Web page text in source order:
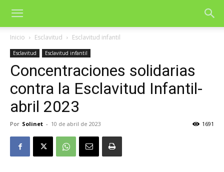
Inicio Esclavitud Esclavitud infantil
Esclavitud Esclavitud infantil
Concentraciones solidarias
contra la Esclavitud Infantil-
abril 2023
Por Solinet - 10 de abril de 2023 1691